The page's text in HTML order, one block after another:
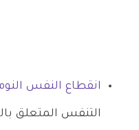
انقطاع النفس
التنفس المتعلق